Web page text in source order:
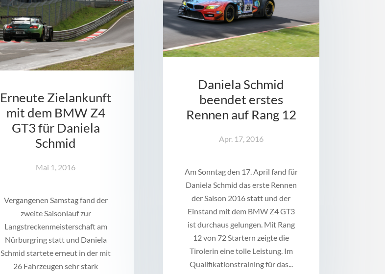
Erneute Zielankunft
mit dem BMW Z4
GT3 für Daniela
Schmid
Mai 1, 2016
Vergangenen Samstag fand der
zweite Saisonlauf zur
Langstreckenmeisterschaft am
Nürburgring statt und Daniela
Schmid startete erneut in der mit
26 Fahrzeugen sehr stark
Daniela Schmid
beendet erstes
Rennen auf Rang 12
Apr. 17, 2016
Am Sonntag den 17. April fand für
Daniela Schmid das erste Rennen
der Saison 2016 statt und der
Einstand mit dem BMW Z4 GT3
ist durchaus gelungen. Mit Rang
12 von 72 Startern zeigte die
Tirolerin eine tolle Leistung. Im
Qualifikationstraining für das...